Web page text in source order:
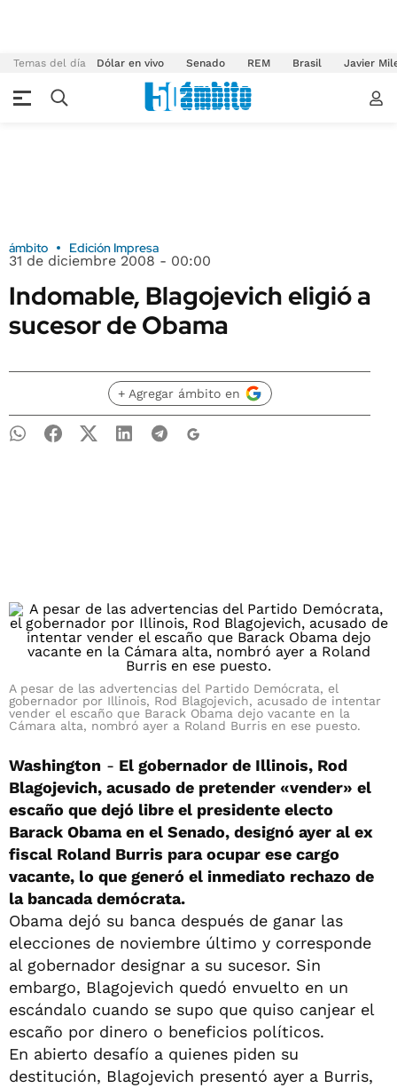
Temas del día Dólar en vivo Senado REM Brasil Javier
ámbito Edición Impresa
31 de diciembre 2008 - 00:00
Indomable, Blagojevich eligió a
sucesor de Obama
+ Agregar ámbito en
A pesar de las advertencias del Partido Demócrata, el
gobernador por Illinois, Rod Blagojevich, acusado de intentar
vender el escaño que Barack Obama dejo vacante en la
Cámara alta, nombró ayer a Roland Burris en ese puesto.
Washington - El gobernador de Illinois, Rod
Blagojevich, acusado de pretender «vender» el
escaño que dejó libre el presidente electo
Barack Obama en el Senado, designó ayer al ex
fiscal Roland Burris para ocupar ese cargo
vacante, lo que generó el inmediato rechazo de
la bancada demócrata.
Obama dejó su banca después de ganar las
elecciones de noviembre último y corresponde
al gobernador designar a su sucesor. Sin
embargo, Blagojevich quedó envuelto en un
escándalo cuando se supo que quiso canjear el
escaño por dinero o beneficios políticos.
En abierto desafío a quienes piden su
destitución, Blagojevich presentó ayer a Burris,